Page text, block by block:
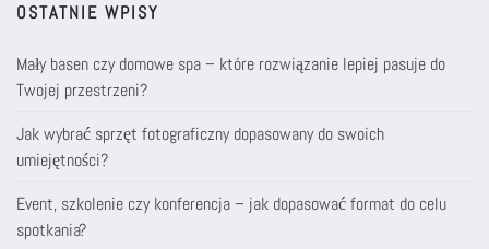
OSTATNIE WPISY
Mały basen czy domowe spa – które rozwiązanie lepiej pasuje do
Twojej przestrzeni?
Jak wybrać sprzęt fotograficzny dopasowany do swoich
umiejętności?
Event, szkolenie czy konferencja – jak dopasować format do celu
spotkania?